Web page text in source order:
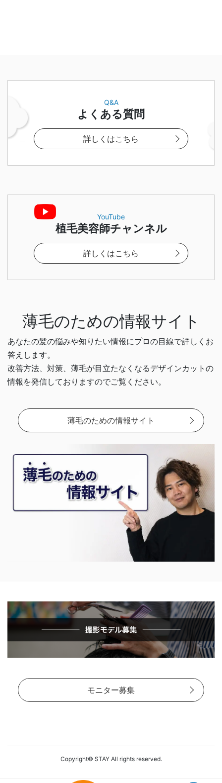
Q&A
よくある質問
詳しくはこちら
YouTube
植毛美容師チャンネル
詳しくはこちら
薄毛のための情報サイト
あなたの髪の悩みや知りたい情報にプロの目線で詳しくお
答えします。
改善方法、対策、薄毛が目立たなくなるデザインカットの
情報を発信しておりますのでご覧ください。
薄毛のための情報サイト
モニター募集
Copyright© STAY All rights reserved.